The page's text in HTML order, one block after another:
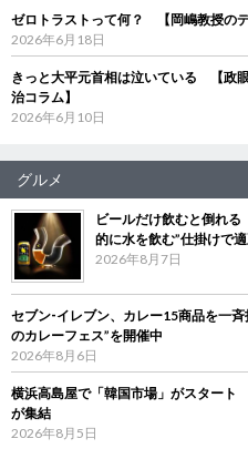
ゼロトラストって何？ 【岡嶋教授のデ
2026年6月18日
きっと大平元首相は泣いている 【政
治コラム】
2026年6月10日
グルメ
ビールだけ飲むと倒れ
的に水を飲む”仕掛けで
2026年8月7日
セブン‐イレブン、カレー15商品を一
のカレーフェス”を開催中
2026年8月6日
横浜高島屋で「韓国市場」がスター
が集結
2026年8月5日